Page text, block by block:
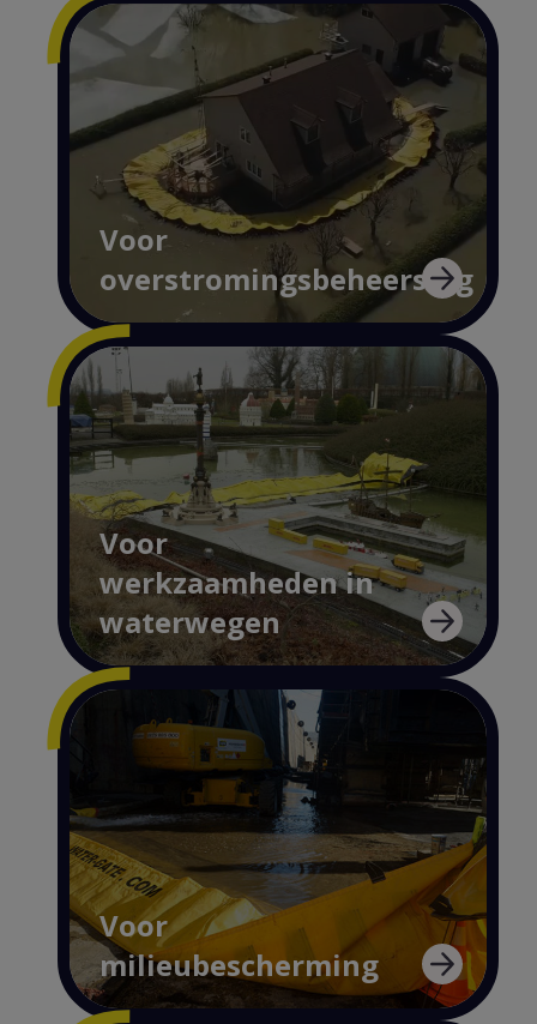
Voor
overstromingsbeheersing
Voor
werkzaamheden in
waterwegen
Voor
milieubescherming